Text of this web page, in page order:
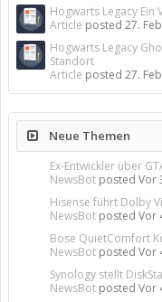
Hogwarts Legacy Ein
Article posted 27.
Hogwarts Legacy
Standort
Article posted 27.
Neue Themen
Ex-Entwickler über
NewsBot posted Vor
Hisense führt Dolby
NewsBot posted Vor
Bose QuietComfort
NewsBot posted Vor
Synology stellt
NewsBot posted Vor